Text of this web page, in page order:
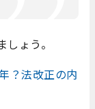
ょう。
？法改正の内